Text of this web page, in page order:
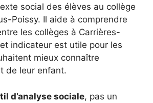
social des élèves au collège
Poissy. Il aide à comprendre
les collèges à Carrières-
indicateur est utile pour les
mieux connaître
de leur enfant.
d’analyse sociale, pas un